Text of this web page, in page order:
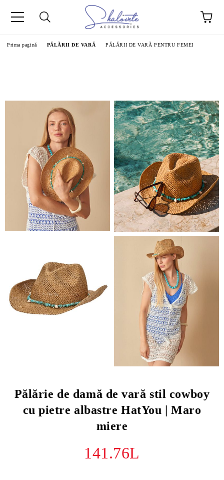
Prima pagină PĂLĂRII DE VARĂ PĂLĂRII DE VARĂ PENTRU FEMEI
Pălărie de damă de vară stil cowboy
cu pietre albastre HatYou | Maro
miere
141.76L